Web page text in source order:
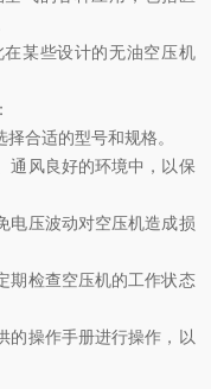
某些设计的无油空压机
合适的型号和规格。
风良好的环境中，以保
压波动对空压机造成损
检查空压机的工作状态
操作手册进行操作，以